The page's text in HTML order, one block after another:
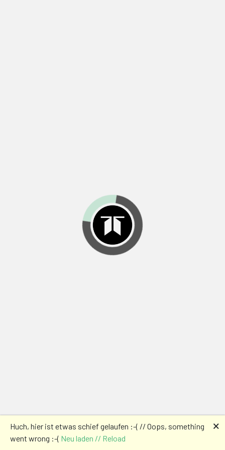
Huch, hier ist etwas schief gelaufen :-( // Oops, something
went wrong :-( Neu laden // Reload
🗙